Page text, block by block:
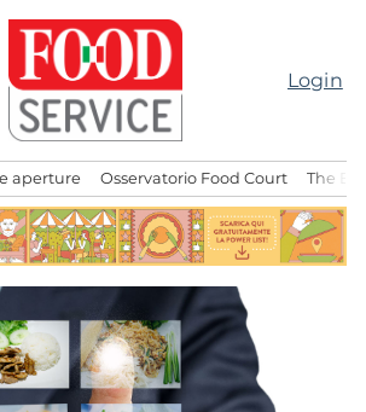
Login
aperture Osservatorio Food Court The